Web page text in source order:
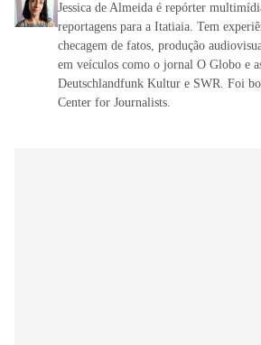
Jessica de Almeida é repórter
reportagens para a Itatiaia. Tem
checagem de fatos, produção
em veículos como o jornal O Globo e
Deutschlandfunk Kultur e SWR. Foi
Center for Journalists.